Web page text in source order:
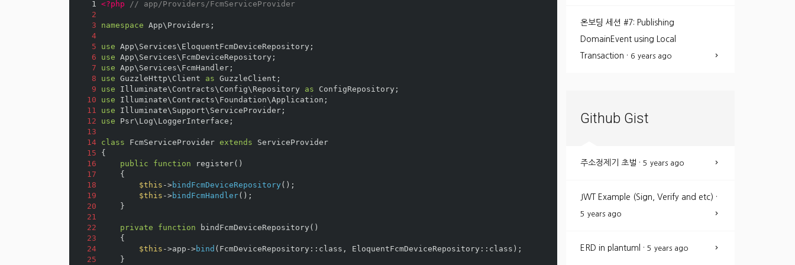
1 <?php
// app/Providers/FcmServiceProvider
2
3
namespace App\Providers ;
4
5
use App\Services\EloquentFcmDeviceRepository ;
6
use App\Services\FcmDeviceRepository ;
7
use App\Services\FcmHandler ;
8
use GuzzleHttp\Client as GuzzleClient ;
9
use Illuminate\Contracts\Config\Repository as ConfigRepository ;
10
use Illuminate\Contracts\Foundation\Application ;
11
use Illuminate\Support\ServiceProvider ;
12
use Psr\Log\LoggerInterface ;
13
14 class FcmServiceProvider extends
ServiceProvider
15
{
16
public function register()
17
{
18
$this ->bindFcmDeviceRepository ();
19
$this ->bindFcmHandler();
20
}
21
22
private function bindFcmDeviceRepository ()
23
{
24
$this ->app ->bind ( FcmDeviceRepository :: class , EloquentFcmDeviceRepository :: class );
25
}
온보딩 세션 #7: Publishing
DomainEvent using Local
Transaction · 6 years ago
Github Gist
주소정제기 초벌 · 5 years ago
JWT Example (Sign, Verify and etc) ·
5 years ago
ERD in plantuml · 5 years ago